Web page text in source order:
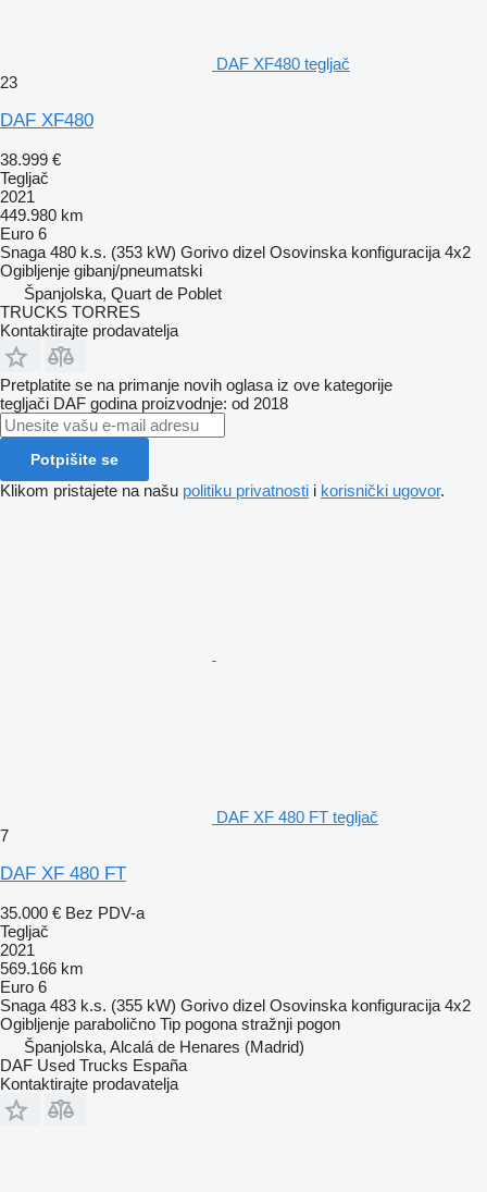
DAF XF480 tegljač
23
DAF XF480
38.999 €
Tegljač
2021
449.980 km
Euro 6
Snaga 480 k.s. (353 kW) Gorivo dizel Osovinska konfiguracija 4x2
Ogibljenje gibanj/pneumatski
Španjolska, Quart de Poblet
TRUCKS TORRES
Kontaktirajte prodavatelja
Pretplatite se na primanje novih oglasa iz ove kategorije
tegljači DAF godina proizvodnje: od 2018
Potpišite se
Klikom pristajete na našu politiku privatnosti i korisnički ugovor.
DAF XF 480 FT tegljač
7
DAF XF 480 FT
35.000 € Bez PDV-a
Tegljač
2021
569.166 km
Euro 6
Snaga 483 k.s. (355 kW) Gorivo dizel Osovinska konfiguracija 4x2
Ogibljenje parabolično Tip pogona stražnji pogon
Španjolska, Alcalá de Henares (Madrid)
DAF Used Trucks España
Kontaktirajte prodavatelja